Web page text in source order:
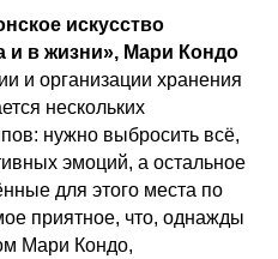
искусство
и в жизни», Мари Кондо
и организации хранения
нескольких
нужно выбросить всё,
эмоций, а остальное
для этого места по
приятное, что, однажды
Мари Кондо,